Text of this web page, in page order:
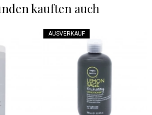
kauften auch
AUSVERKAUF